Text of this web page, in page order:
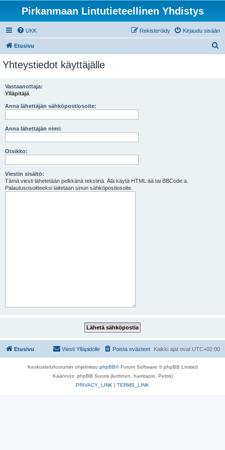
Pirkanmaan Lintutieteellinen Yhdistys
UKK Kirjaudu sisään
Rekisteröidy
Etusivu
Yhteystiedot käyttäjälle
Vastaanottaja:
Ylläpitäjä
Anna lähettäjän sähköpostiosoite:
Anna lähettäjän nimi:
Otsikko:
Viestin sisältö:
Tämä viesti lähetetään pelkkänä tekstinä. Älä käytä HTML:ää tai BBCode:a.
Palautusosoitteeksi laitetaan sinun sähköpostiosoite.
Etusivu Kaikki ajat ovat UTC+02:00
Poista evästeet
Viesti Ylläpidolle
Keskustelufoorumin ohjelmisto phpBB® Forum Software © phpBB Limited
Käännös: phpBB Suomi (lurttinen, harritapio, Pettis)
PRIVACY_LINK | TERMS_LINK